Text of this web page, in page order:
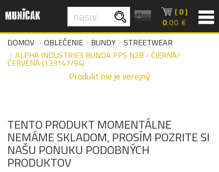
( 0 )
0.00 €
DOMOV
OBLEČENIE BUNDY
STREETWEAR
ALPHA INDUSTRIES BUNDA PPS N2B - ČIERNA/
ČERVENÁ (133147/94)
Produkt nie je verejný
TENTO PRODUKT MOMENTÁLNE
NEMÁME SKLADOM, PROSÍM POZRITE SI
NAŠU PONUKU PODOBNÝCH
PRODUKTOV